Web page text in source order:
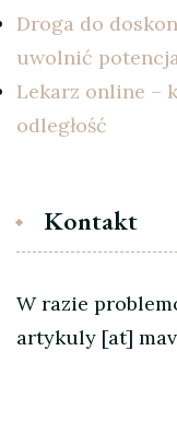
Droga do
uwolnić
Lekarz online –
odległość
Kontakt
W razie
artykuly [at]